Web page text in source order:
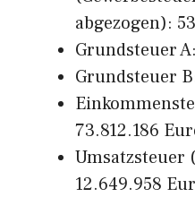
abgezogen):
Grundsteuer
Grundsteuer
73.812.186
Umsatzsteuer
12.649.958